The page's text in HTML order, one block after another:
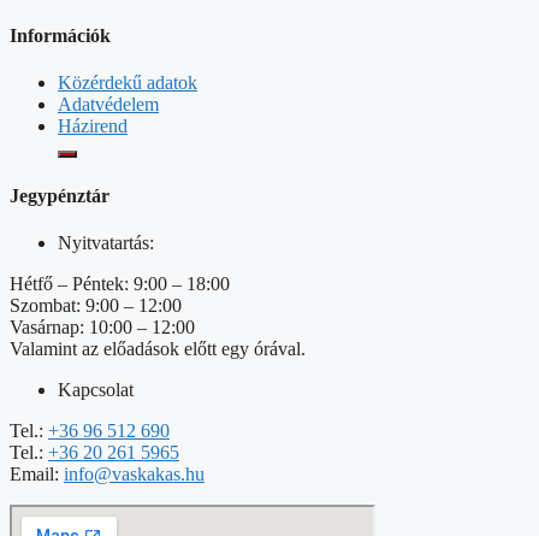
Információk
Közérdekű adatok
Adatvédelem
Házirend
Jegypénztár
Nyitvatartás:
Hétfő – Péntek: 9:00 – 18:00
Szombat: 9:00 – 12:00
Vasárnap: 10:00 – 12:00
Valamint az előadások előtt egy órával.
Kapcsolat
Tel.: +36 96 512 690
Tel.: +36 20 261 5965
Email: info@vaskakas.hu